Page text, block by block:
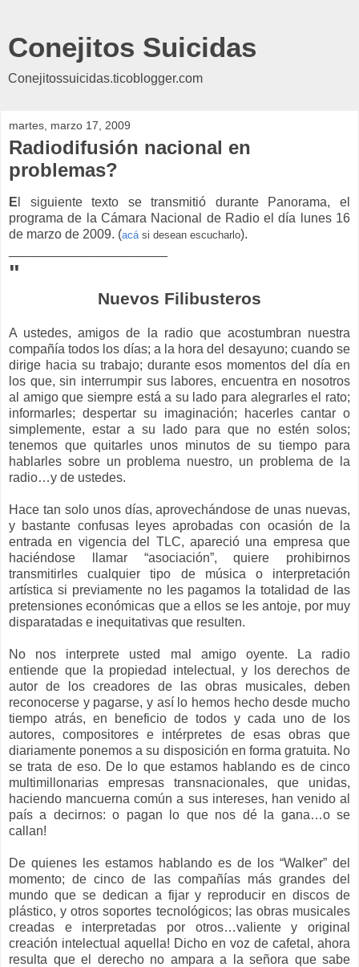
Conejitos Suicidas
Conejitossuicidas.ticoblogger.com
martes, marzo 17, 2009
Radiodifusión nacional en
problemas?
E l siguiente texto se transmitió durante Panorama, el
programa de la Cámara Nacional de Radio el día lunes 16
de marzo de 2009. (acá si desean escucharlo).
"
Nuevos Filibusteros
A ustedes, amigos de la radio que acostumbran nuestra
compañía todos los días; a la hora del desayuno; cuando se
dirige hacia su trabajo; durante esos momentos del día en
los que, sin interrumpir sus labores, encuentra en nosotros
al amigo que siempre está a su lado para alegrarles el rato;
informarles; despertar su imaginación; hacerles cantar o
simplemente, estar a su lado para que no estén solos;
tenemos que quitarles unos minutos de su tiempo para
hablarles sobre un problema nuestro, un problema de la
radio…y de ustedes.
Hace tan solo unos días, aprovechándose de unas nuevas,
y bastante confusas leyes aprobadas con ocasión de la
entrada en vigencia del TLC, apareció una empresa que
haciéndose llamar “asociación”, quiere prohibirnos
transmitirles cualquier tipo de música o interpretación
artística si previamente no les pagamos la totalidad de las
pretensiones económicas que a ellos se les antoje, por muy
disparatadas e inequitativas que resulten.
No nos interprete usted mal amigo oyente. La radio
entiende que la propiedad intelectual, y los derechos de
autor de los creadores de las obras musicales, deben
reconocerse y pagarse, y así lo hemos hecho desde mucho
tiempo atrás, en beneficio de todos y cada uno de los
autores, compositores e intérpretes de esas obras que
diariamente ponemos a su disposición en forma gratuita. No
se trata de eso. De lo que estamos hablando es de cinco
multimillonarias empresas transnacionales, que unidas,
haciendo mancuerna común a sus intereses, han venido al
país a decirnos: o pagan lo que nos dé la gana…o se
callan!
De quienes les estamos hablando es de los “Walker” del
momento; de cinco de las compañías más grandes del
mundo que se dedican a fijar y reproducir en discos de
plástico, y otros soportes tecnológicos; las obras musicales
creadas e interpretadas por otros…valiente y original
creación intelectual aquella! Dicho en voz de cafetal, ahora
resulta que el derecho no ampara a la señora que sabe